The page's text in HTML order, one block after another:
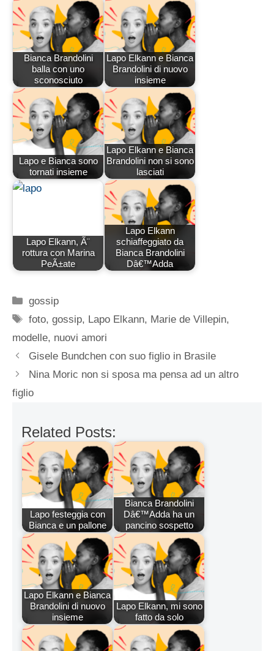
Bianca Brandolini
balla con uno
sconosciuto
Lapo Elkann e Bianca
Brandolini di nuovo
insieme
Lapo e Bianca sono
tornati insieme
Lapo Elkann e Bianca
Brandolini non si sono
lasciati
Lapo Elkann, Ã¨
rottura con Marina
PeÃ±ate
Lapo Elkann
schiaffeggiato da
Bianca Brandolini
Dâ€™Adda
Categorie
gossip
Tag
foto,gossip, Lapo Elkann, Marie de Villepin,
modelle, nuovi amori
Gisele Bundchen con suo figlio in Brasile
Nina Moric non si sposa ma pensa ad un altro
figlio
Related Posts:
Lapo festeggia con
Bianca e un pallone
Bianca Brandolini
Dâ€™Adda ha un
pancino sospetto
Lapo Elkann e Bianca
Brandolini di nuovo
insieme
Lapo Elkann, mi sono
fatto da solo